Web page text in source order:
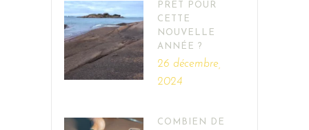
PRÊT POUR
CETTE
NOUVELLE
ANNÉE ?
26 décembre,
2024
COMBIEN DE